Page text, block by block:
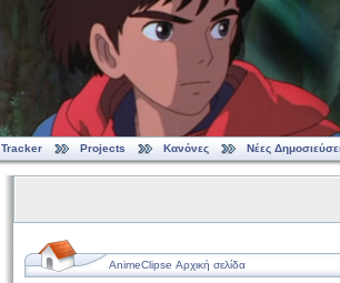
Tracker Projects Κανόνες Νέες
AnimeClipse Αρχική σελίδα